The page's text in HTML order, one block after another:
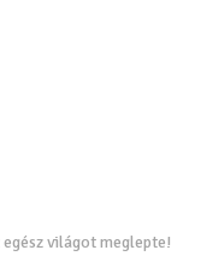
világot meglepte!